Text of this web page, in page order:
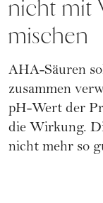
nicht mit
mischen
AHA-Säuren
zusammen
pH-Wert der
die Wirkung.
nicht mehr so